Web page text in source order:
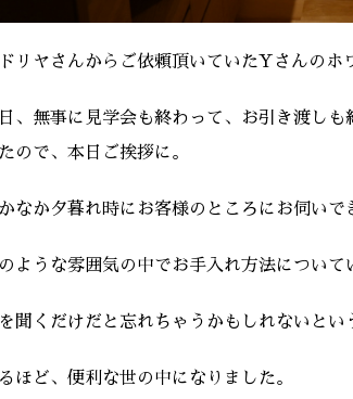
リヤさんからご依頼頂いていたYさんのホ
、無事に見学会も終わって、お引き渡し
ので、本日ご挨拶に。
なか夕暮れ時にお客様のところにお伺いで
ような雰囲気の中でお手入れ方法について
聞くだけだと忘れちゃうかもしれないと
ほど、便利な世の中になりました。